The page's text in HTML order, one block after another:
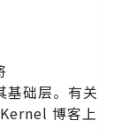
础层。有关
博客上